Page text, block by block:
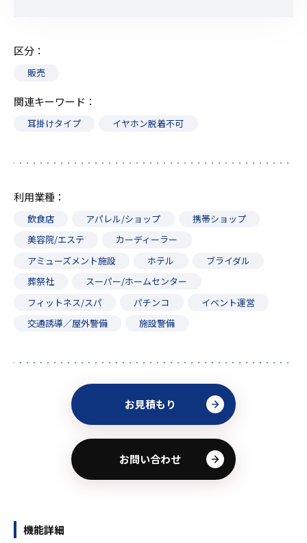
区分
販売
関連キーワード
耳掛けタイプ イヤホン脱着不可
利用業種
飲食店 アパレル/ショップ
携帯ショップ
美容院/エステ
カーディーラー
アミューズメント施設
ホテル
ブライダル
葬祭社
スーパー/ホームセンター
フィットネス/スパ
パチンコ
イベント運営
交通誘導／屋外警備
施設警備
お見積もり
お問い合わせ
機能詳細